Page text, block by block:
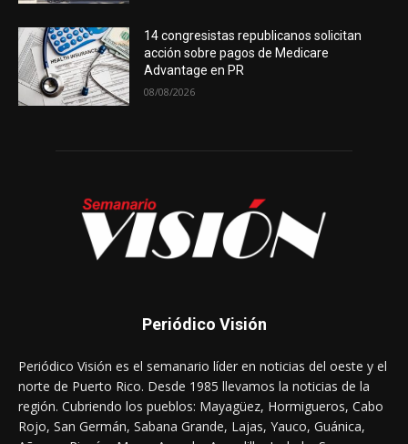
14 congresistas republicanos solicitan
acción sobre pagos de Medicare
Advantage en PR
08/08/2026
Periódico Visión
Periódico Visión es el semanario líder en noticias del oeste y el
norte de Puerto Rico. Desde 1985 llevamos la noticias de la
región. Cubriendo los pueblos: Mayagüez, Hormigueros, Cabo
Rojo, San Germán, Sabana Grande, Lajas, Yauco, Guánica,